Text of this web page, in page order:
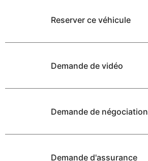
Reserver ce véhicule
Demande de vidéo
Demande de négociation
Demande d'assurance